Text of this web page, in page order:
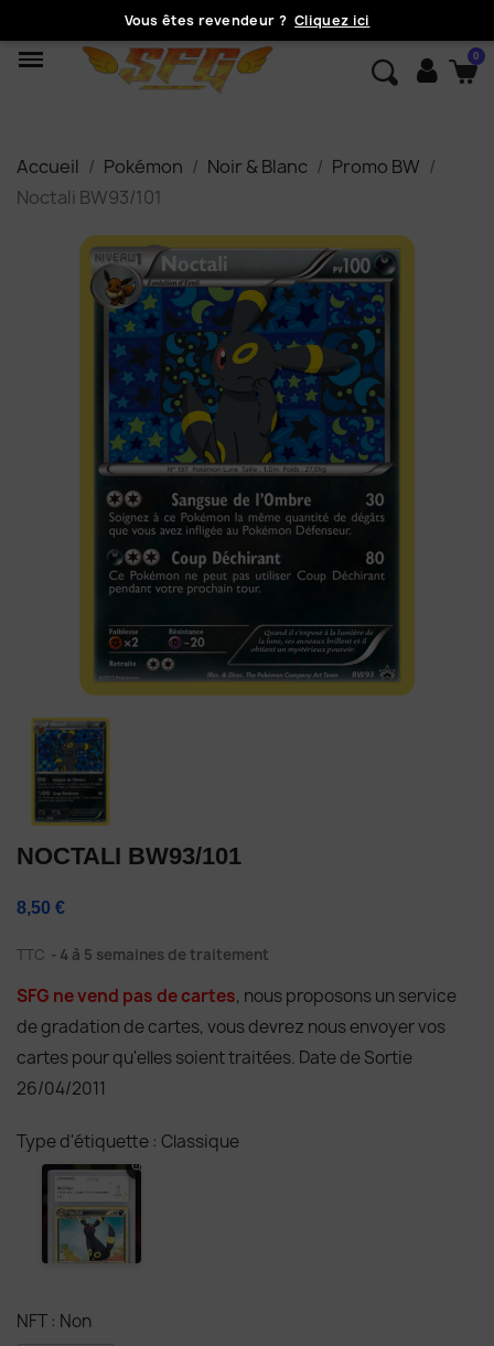
Vous êtes revendeur ? Cliquez ici
Accueil Pokémon Noir & Blanc
Promo BW
Noctali BW93/101
NOCTALI BW93/101
8,50 €
TTC 4 à 5 semaines de traitement
SFG ne vend pas de cartes, nous proposons un service
de gradation de cartes, vous devrez nous envoyer vos
cartes pour qu'elles soient traitées. Date de Sortie
26/04/2011
Type d'étiquette : Classique
NFT : Non